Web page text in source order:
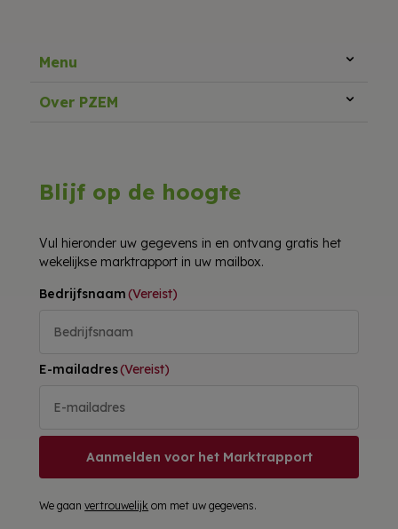
Menu
Over PZEM
Blijf op de hoogte
Vul hieronder uw gegevens in en ontvang gratis het
wekelijkse marktrapport in uw mailbox.
Bedrijfsnaam(Vereist)
E-mailadres(Vereist)
Aanmelden voor het Marktrapport
We gaanvertrouwelijk om met uw gegevens.